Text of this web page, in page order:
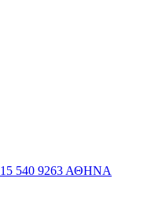
540 9263 ΑΘΗΝΑ